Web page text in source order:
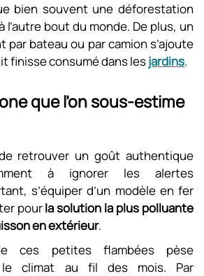
bien souvent une déforestation
bout du monde. De plus, un
par bateau ou par camion s’ajoute
finisse consumé dans lesjardins.
que l’on sous-estime
retrouver un goût authentique
à ignorer les alertes
s’équiper d’un modèle en fer
pourla solution la plus polluante
en extérieur.
de ces petites flambées pèse
le climat au fil des mois. Par